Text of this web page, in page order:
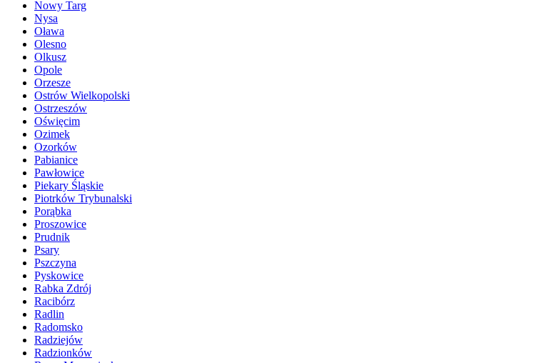
Nowy Targ
Nysa
Oława
Olesno
Olkusz
Opole
Orzesze
Ostrów Wielkopolski
Ostrzeszów
Oświęcim
Ozimek
Ozorków
Pabianice
Pawłowice
Piekary Śląskie
Piotrków Trybunalski
Porąbka
Proszowice
Prudnik
Psary
Pszczyna
Pyskowice
Rabka Zdrój
Racibórz
Radlin
Radomsko
Radziejów
Radzionków